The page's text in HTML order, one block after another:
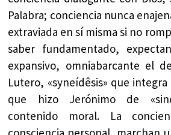
Palabra; conciencia nunca
extraviada en sí misma si no
saber fundamentado,
expansivo, omniabarcante el
Lutero, «syneídêsis» que
que hizo Jerónimo de
contenido moral. La